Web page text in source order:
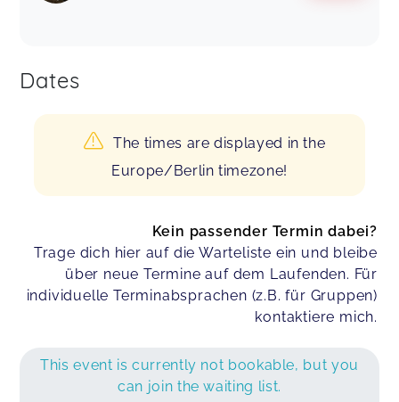
Dates
The times are displayed in the
Europe/Berlin timezone!
Kein passender Termin dabei?
Trage dich hier auf die Warteliste ein und bleibe
über neue Termine auf dem Laufenden. Für
individuelle Terminabsprachen (z.B. für Gruppen)
kontaktiere mich.
This event is currently not bookable, but you
can join the waiting list.